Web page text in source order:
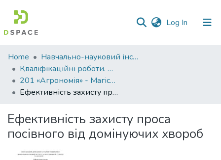
Log In (current)
Communities
&
Collections
All of DSpace
Statistics
Home
Навчально-науковий інститут агротехнологій, селекції та екології
Кваліфікаційні роботи. ННІ агротехнологій, селекції та екології
201 «Агрономія» - Магістри 2024-2025
Ефективність захисту проса посівного від домінуючих хвороб
Ефективність захисту проса
посівного від домінуючих хвороб